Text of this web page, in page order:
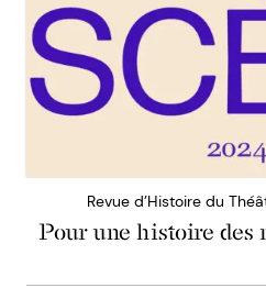
Revue d’Histoire du
Pour une histoire des